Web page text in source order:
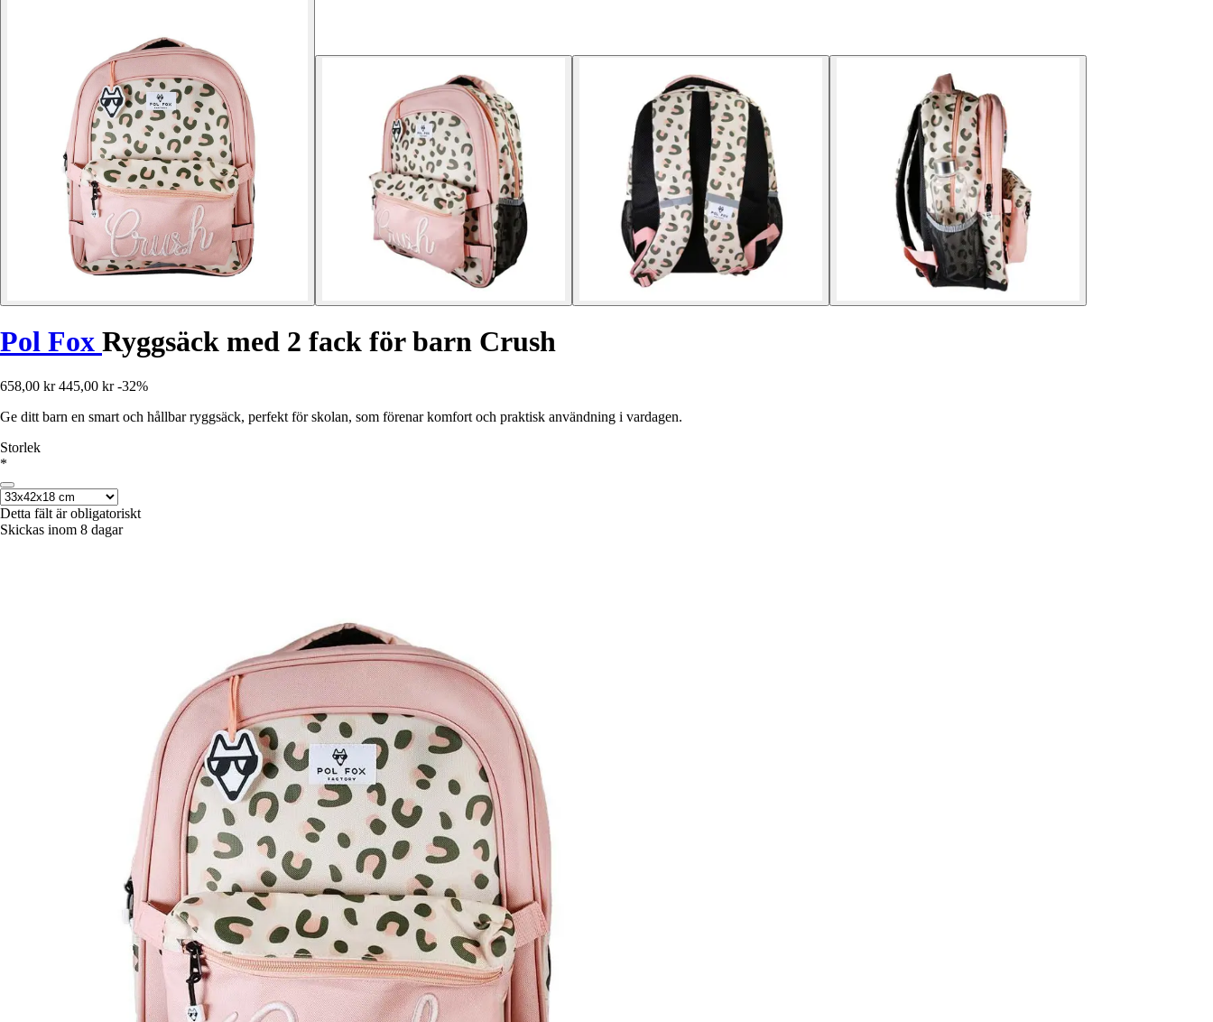
Pol Fox Ryggsäck med 2 fack för barn Crush
658,00 kr 445,00 kr -32%
Ge ditt barn en smart och hållbar ryggsäck, perfekt för skolan, som förenar komfort och praktisk användning i vardagen.
Storlek
*
Detta fält är obligatoriskt
Skickas inom 8 dagar